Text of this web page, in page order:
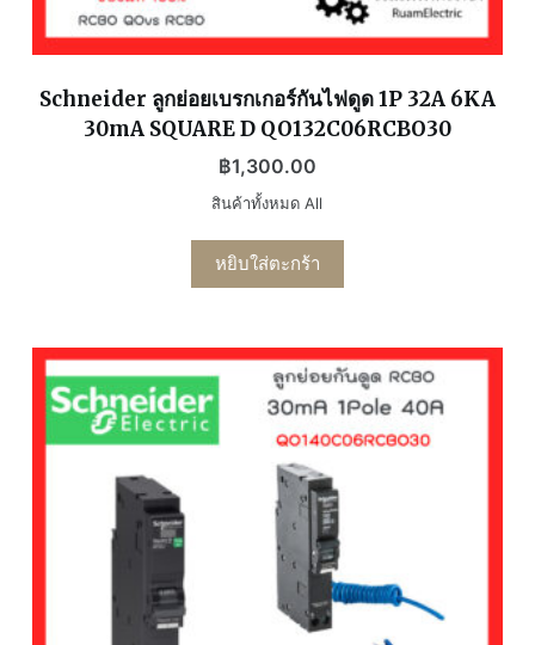
Schneider ลูกย่อยเบรกเกอร์กันไฟดูด 1P 32A 6KA
30mA SQUARE D QO132C06RCBO30
฿1,300.00
สินค้าทั้งหมด All
หยิบใส่ตะกร้า